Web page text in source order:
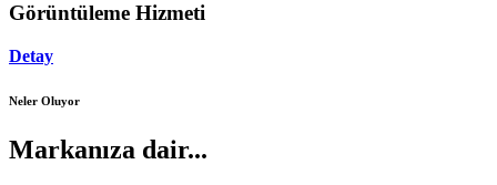
Görüntüleme Hizmeti
Detay
Neler Oluyor
Markanıza dair...